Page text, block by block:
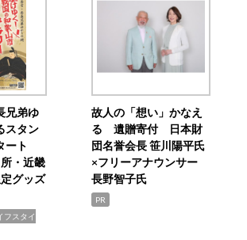
兄弟ゆ
スタン
ート
・近畿
グッズ
フスタイ
故人の「想い」かなえ
る 遺贈寄付 日本財
団名誉会長 笹川陽平氏
×フリーアナウンサー
長野智子氏
PR